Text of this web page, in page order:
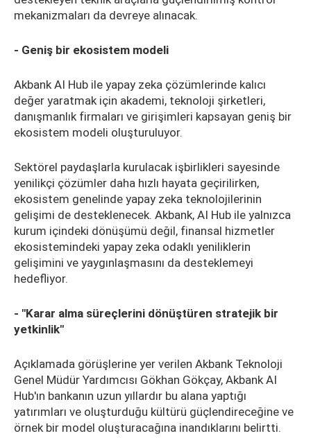
mekanizmaları da devreye alınacak.
- Geniş bir ekosistem modeli
Akbank AI Hub ile yapay zeka çözümlerinde kalıcı
değer yaratmak için akademi, teknoloji şirketleri,
danışmanlık firmaları ve girişimleri kapsayan geniş bir
ekosistem modeli oluşturuluyor.
Sektörel paydaşlarla kurulacak işbirlikleri sayesinde
yenilikçi çözümler daha hızlı hayata geçirilirken,
ekosistem genelinde yapay zeka teknolojilerinin
gelişimi de desteklenecek. Akbank, AI Hub ile yalnızca
kurum içindeki dönüşümü değil, finansal hizmetler
ekosistemindeki yapay zeka odaklı yeniliklerin
gelişimini ve yaygınlaşmasını da desteklemeyi
hedefliyor.
- "Karar alma süreçlerini dönüştüren stratejik bir
yetkinlik"
Açıklamada görüşlerine yer verilen Akbank Teknoloji
Genel Müdür Yardımcısı Gökhan Gökçay, Akbank AI
Hub'ın bankanın uzun yıllardır bu alana yaptığı
yatırımları ve oluşturduğu kültürü güçlendireceğine ve
örnek bir model oluşturacağına inandıklarını belirtti.